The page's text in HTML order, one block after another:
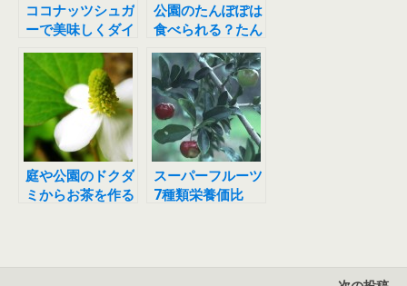
ココナッツシュガ
ーで美味しくダイ
エット！オイルと
併用で効果倍
増！？
公園のたんぽぽは
食べられる？たん
ぽぽに秘められた
栄養価＆効能が凄
い！
庭や公園のドクダ
ミからお茶を作る
スーパーフルーツ
7種類栄養価比